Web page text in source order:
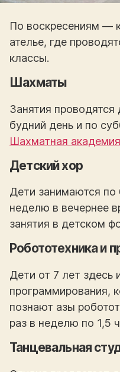
По воскресениям —
ателье, где
классы.
Шахматы
Занятия
будний день и по
Шахматная академия
Детский хор
Дети занимаются по
неделю в вечернее
занятия в детском
Робототехника и
Дети от 7 лет здесь
программирования,
познают азы
раз в неделю по 1,5
Танцевальная